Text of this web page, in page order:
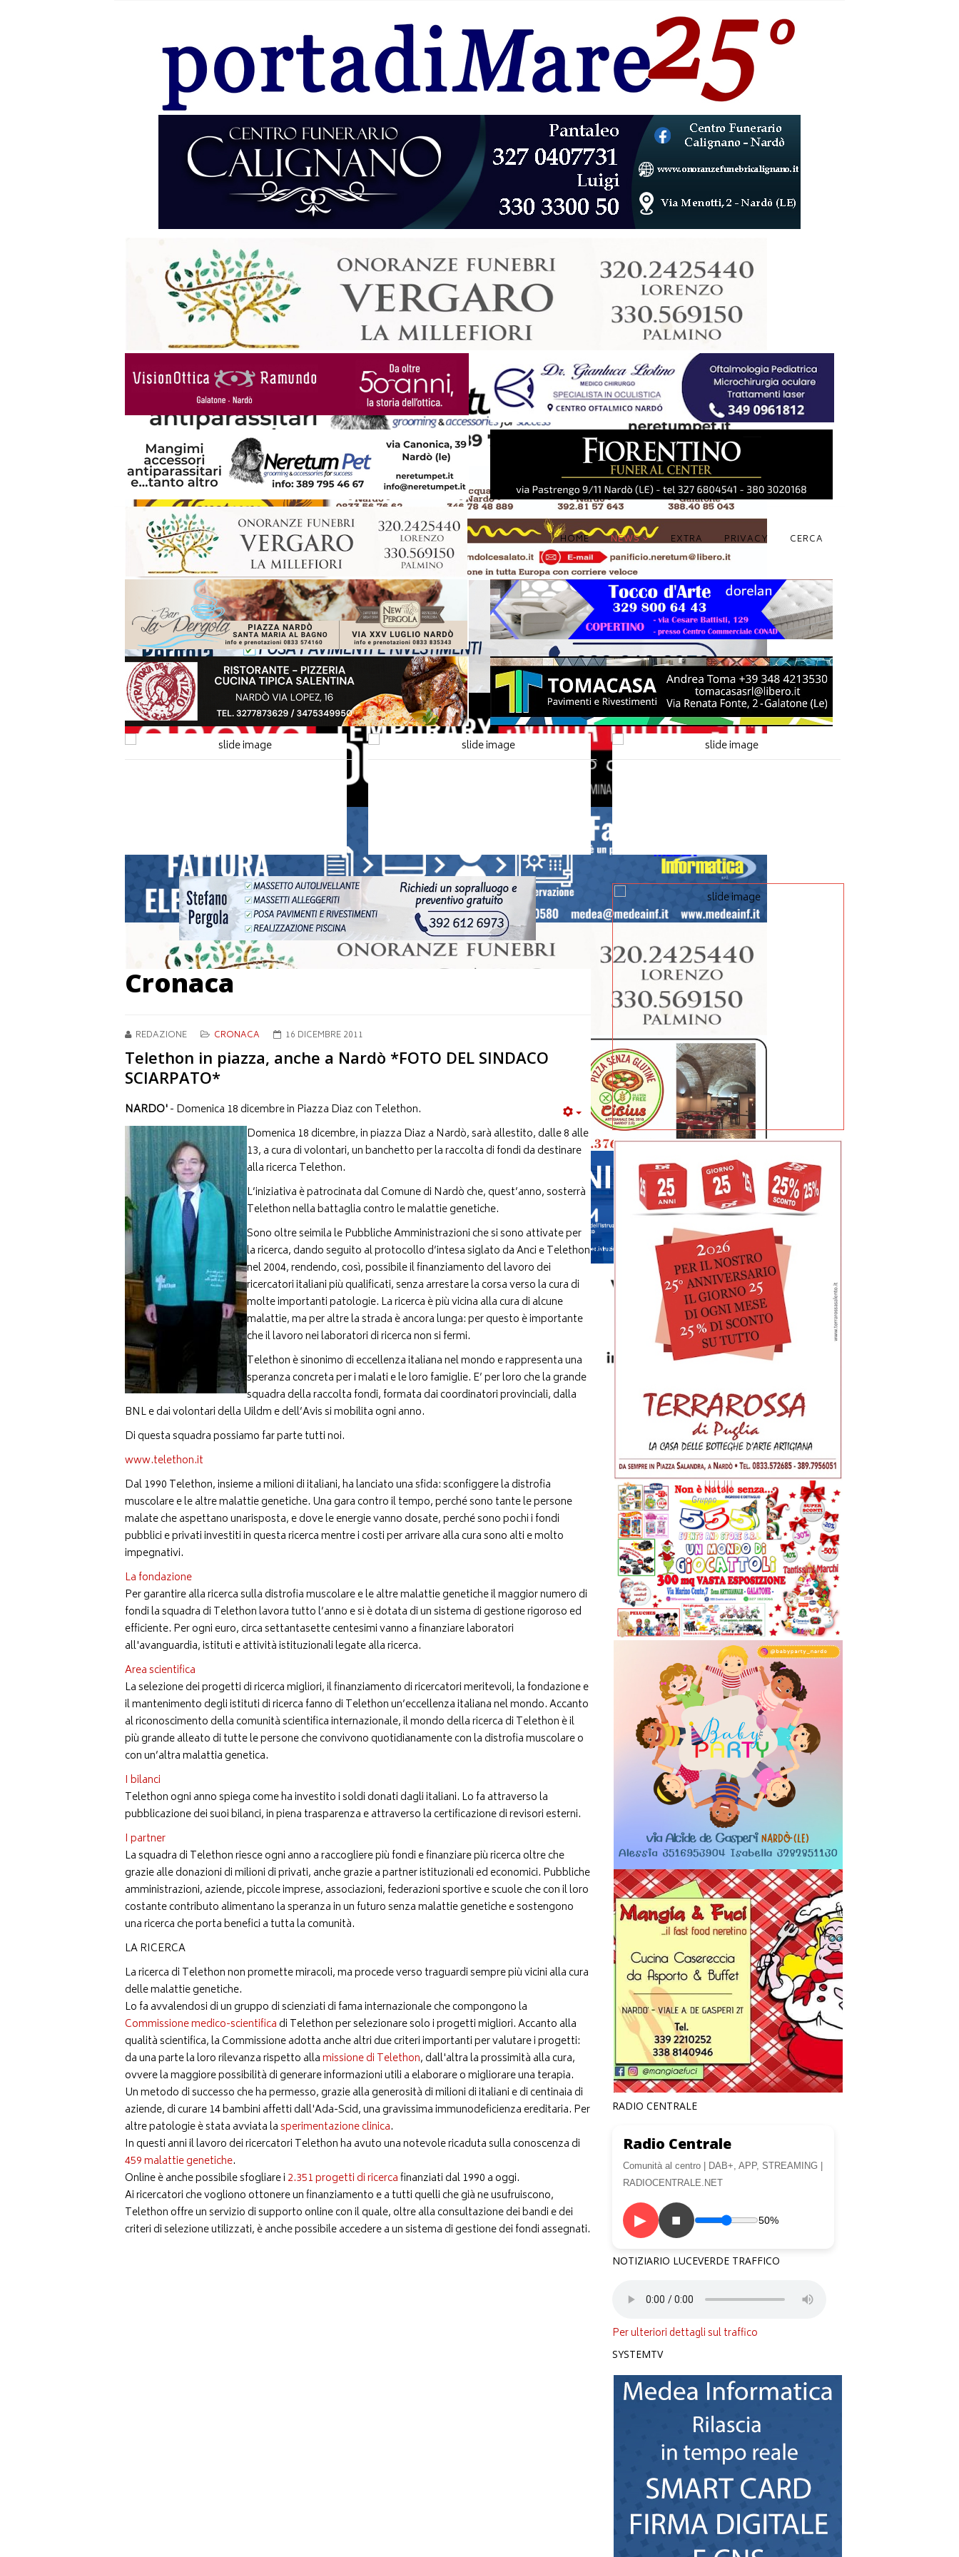
HOME NEWS EXTRA PRIVACY CERCA
Cronaca
REDAZIONE CRONACA 16 DICEMBRE 2011
Telethon in piazza, anche a Nardò *FOTO DEL SINDACO
SCIARPATO*
NARDO'- Domenica 18 dicembre in Piazza Diaz con Telethon.
Domenica 18 dicembre, in piazza Diaz a Nardò, sarà allestito, dalle 8 alle
13, a cura di volontari, un banchetto per la raccolta di fondi da destinare
alla ricerca Telethon.
L’iniziativa è patrocinata dal Comune di Nardò che, quest’anno, sosterrà
Telethon nella battaglia contro le malattie genetiche.
Sono oltre seimila le Pubbliche Amministrazioni che si sono attivate per
la ricerca, dando seguito al protocollo d’intesa siglato da Anci e Telethon
nel 2004, rendendo, così, possibile il finanziamento del lavoro dei
ricercatori italiani più qualificati, senza arrestare la corsa verso la cura di
molte importanti patologie. La ricerca è più vicina alla cura di alcune
malattie, ma per altre la strada è ancora lunga: per questo è importante
che il lavoro nei laboratori di ricerca non si fermi.
Telethon è sinonimo di eccellenza italiana nel mondo e rappresenta una
speranza concreta per i malati e le loro famiglie. E’ per loro che la grande
squadra della raccolta fondi, formata dai coordinatori provinciali, dalla
BNL e dai volontari della Uildm e dell’Avis si mobilita ogni anno.
Di questa squadra possiamo far parte tutti noi.
www.telethon.it
Dal 1990 Telethon, insieme a milioni di italiani, ha lanciato una sfida: sconfiggere la distrofia
muscolare e le altre malattie genetiche. Una gara contro il tempo, perché sono tante le persone
malate che aspettano unarisposta, e dove le energie vanno dosate, perché sono pochi i fondi
pubblici e privati investiti in questa ricerca mentre i costi per arrivare alla cura sono alti e molto
impegnativi.
La fondazione
Per garantire alla ricerca sulla distrofia muscolare e le altre malattie genetiche il maggior numero di
fondi la squadra di Telethon lavora tutto l’anno e si è dotata di un sistema di gestione rigoroso ed
efficiente. Per ogni euro, circa settantasette centesimi vanno a finanziare laboratori
all'avanguardia, istituti e attività istituzionali legate alla ricerca.
Area scientifica
La selezione dei progetti di ricerca migliori, il finanziamento di ricercatori meritevoli, la fondazione e
il mantenimento degli istituti di ricerca fanno di Telethon un’eccellenza italiana nel mondo. Accanto
al riconoscimento della comunità scientifica internazionale, il mondo della ricerca di Telethon è il
più grande alleato di tutte le persone che convivono quotidianamente con la distrofia muscolare o
con un’altra malattia genetica.
I bilanci
Telethon ogni anno spiega come ha investito i soldi donati dagli italiani. Lo fa attraverso la
pubblicazione dei suoi bilanci, in piena trasparenza e attraverso la certificazione di revisori esterni.
I partner
La squadra di Telethon riesce ogni anno a raccogliere più fondi e finanziare più ricerca oltre che
grazie alle donazioni di milioni di privati, anche grazie a partner istituzionali ed economici. Pubbliche
amministrazioni, aziende, piccole imprese, associazioni, federazioni sportive e scuole che con il loro
costante contributo alimentano la speranza in un futuro senza malattie genetiche e sostengono
una ricerca che porta benefici a tutta la comunità.
LA RICERCA
La ricerca di Telethon non promette miracoli, ma procede verso traguardi sempre più vicini alla cura
delle malattie genetiche.
Lo fa avvalendosi di un gruppo di scienziati di fama internazionale che compongono la
Commissione medico-scientifica di Telethon per selezionare solo i progetti migliori. Accanto alla
qualità scientifica, la Commissione adotta anche altri due criteri importanti per valutare i progetti:
da una parte la loro rilevanza rispetto allamissione di Telethon, dall'altra la prossimità alla cura,
ovvere la maggiore possibilità di generare informazioni utili a elaborare o migliorare una terapia.
Un metodo di successo che ha permesso, grazie alla generosità di milioni di italiani e di centinaia di
aziende, di curare 14 bambini affetti dall'Ada-Scid, una gravissima immunodeficienza ereditaria. Per
altre patologie è stata avviata lasperimentazione clinica.
In questi anni il lavoro dei ricercatori Telethon ha avuto una notevole ricaduta sulla conoscenza di
459 malattie genetiche.
Online è anche possibile sfogliare i 2.351 progetti di ricercafinanziati dal 1990 a oggi.
Ai ricercatori che vogliono ottonere un finanziamento e a tutti quelli che già ne usufruiscono,
Telethon offre un servizio di supporto online con il quale, oltre alla consultazione dei bandi e dei
criteri di selezione utilizzati, è anche possibile accedere a un sistema di gestione dei fondi assegnati.
RADIO CENTRALE
Radio Centrale
Comunità al centro | DAB+, APP, STREAMING |
RADIOCENTRALE.NET
▶ ■ 50%
NOTIZIARIO LUCEVERDE TRAFFICO
Per ulteriori dettagli sul traffico
SYSTEMTV